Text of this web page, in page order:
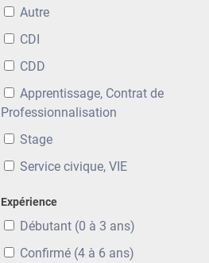
Autre
CDI
CDD
Apprentissage, Contrat de
Professionnalisation
Stage
Service civique, VIE
Expérience
Débutant (0 à 3 ans)
Confirmé (4 à 6 ans)